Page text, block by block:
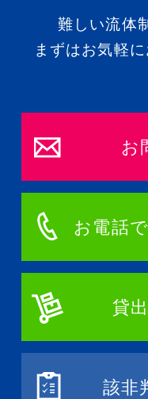
難しい流体
まずはお気軽
お
お電話
貸
該非